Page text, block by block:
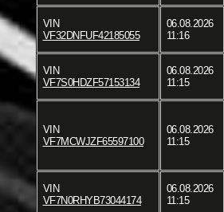
VIN
VF32DNFUF42185055
06.08.2026
11:16
VIN
VF7S0HDZF57153134
06.08.2026
11:15
VIN
VF7MCWJZF65597100
06.08.2026
11:15
VIN
VF7N0RHYB73044174
06.08.2026
11:15